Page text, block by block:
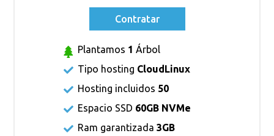
Contratar
Plantamos 1 Árbol
Tipo hosting CloudLinux
Hosting incluidos 50
Espacio SSD 60GB NVMe
Ram garantizada 3GB